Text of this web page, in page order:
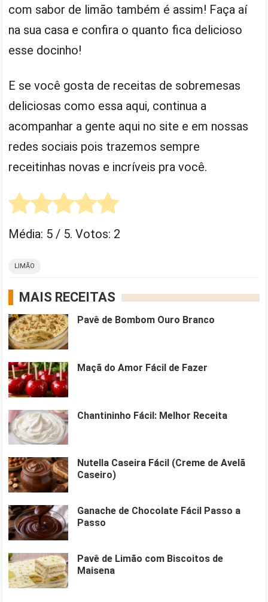
com sabor de limão também é assim! Faça aí
na sua casa e confira o quanto fica delicioso
esse docinho!
E se você gosta de receitas de sobremesas
deliciosas como essa aqui, continua a
acompanhar a gente aqui no site e em nossas
redes sociais pois trazemos sempre
receitinhas novas e incríveis pra você.
Média: 5 / 5. Votos: 2
LIMÃO
MAIS RECEITAS
Pavê de Bombom Ouro Branco
Maçã do Amor Fácil de Fazer
Chantininho Fácil: Melhor Receita
Nutella Caseira Fácil (Creme de Avelã
Caseiro)
Ganache de Chocolate Fácil Passo a
Passo
Pavê de Limão com Biscoitos de
Maisena